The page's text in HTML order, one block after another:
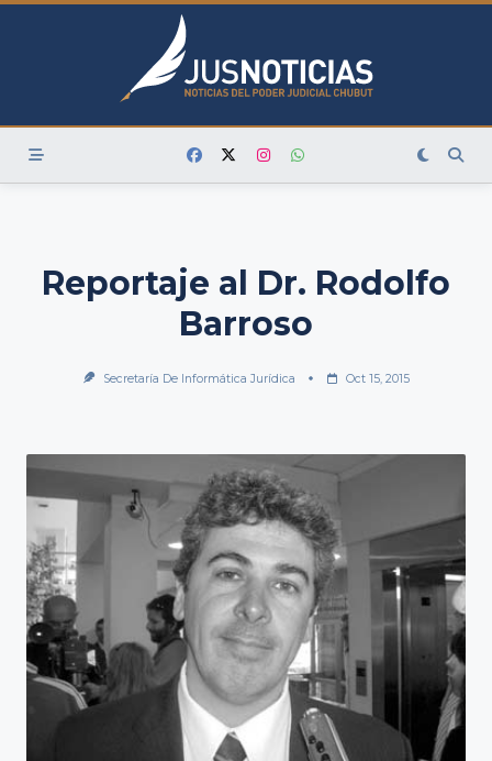
Skip
Reportaje al Dr. Rodolfo
Barroso
Secretaría De Informática Jurídica Oct 15, 2015